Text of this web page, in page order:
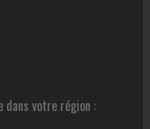
dans votre région :